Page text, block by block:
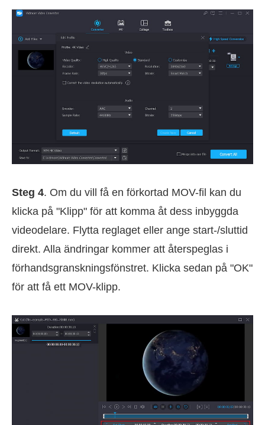
Steg 4. Om du vill få en förkortad MOV-fil kan du
klicka på "Klipp" för att komma åt dess inbyggda
videodelare. Flytta reglaget eller ange start-/sluttid
direkt. Alla ändringar kommer att återspeglas i
förhandsgranskningsfönstret. Klicka sedan på "OK"
för att få ett MOV-klipp.